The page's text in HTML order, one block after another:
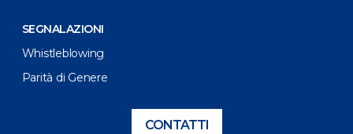
SEGNALAZIONI
Whistleblowing
Parità di Genere
CONTATTI